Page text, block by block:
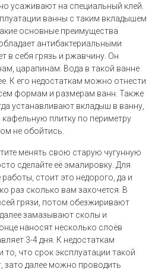
усаживают на специальный клей.
ванны с таким вкладышем
основные преимущества
антибактериальными
в себя грязь и ржавчину. Он
царапинам. Вода в такой ванне
К его недостаткам можно отнести
формам и размерам ванн. Также
устанавливают вкладыш в ванну,
плитку по периметру
не обойтись.
менять свою старую чугунную
сделайте её эмалировку. Для
стоит это недорого, да и
раз сколько вам захочется. В
грязи, потом обезжиривают
замазывают сколы и
наносят несколько слоёв
3-4 дня. К недостаткам
что срок эксплуатации такой
зато далее можно проводить